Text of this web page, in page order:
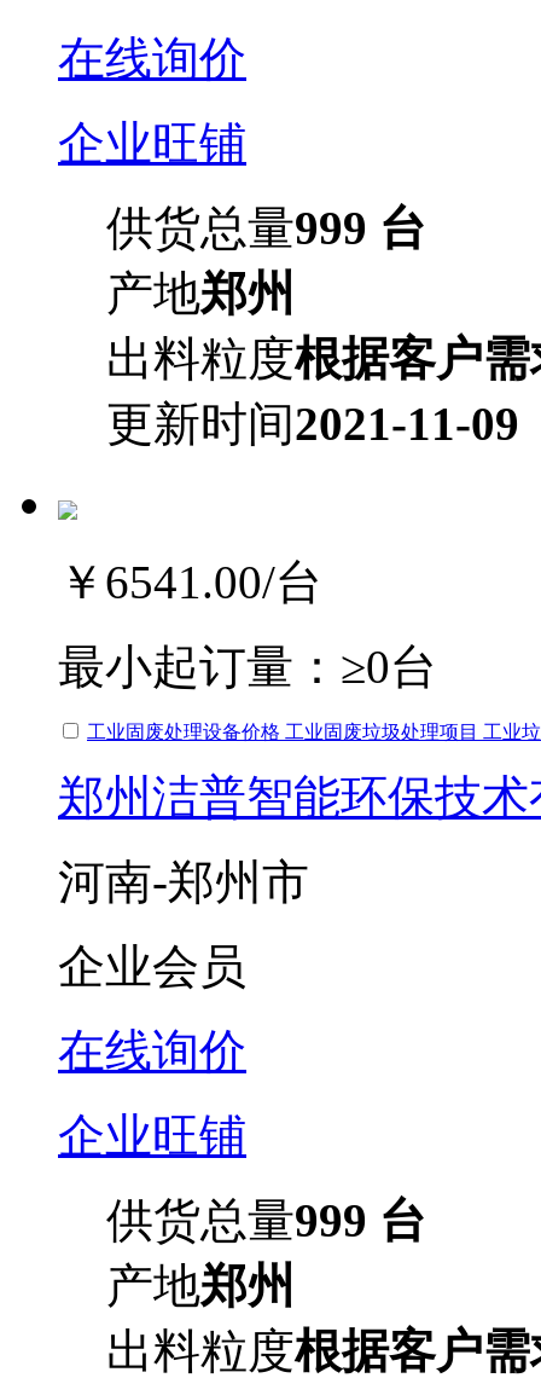
在线询价
企业旺铺
供货总量999 台
产地郑州
出料粒度根据客户
更新时间2021-11-09
￥6541.00/台
最小起订量： ≥0台
工业固废处理设备价格 工业固废垃圾处理项目 工业
郑州洁普智能环保技
河南-郑州市
企业会员
在线询价
企业旺铺
供货总量999 台
产地郑州
出料粒度根据客户